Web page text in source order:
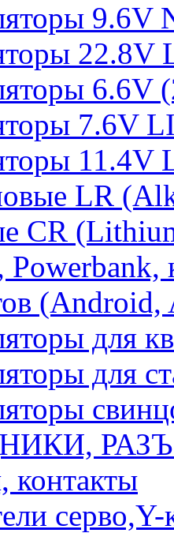
9.6V
22.8V
6.6V
7.6V
11.4V
LR
CR
Powerbank,
(Android,
для
для
контакты
серво,Y-